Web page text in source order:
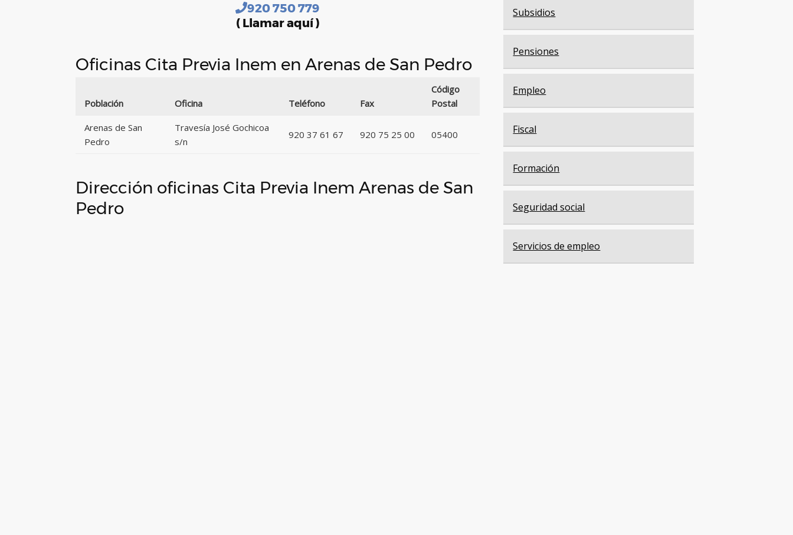
920 750 779
( Llamar aquí )
Oficinas Cita Previa Inem en Arenas de San Pedro
Población Oficina Teléfono Fax
Código
Postal
Arenas de San
Pedro
Travesía José Gochicoa
s/n
920 37 61 67 920 75 25 00 05400
Dirección oficinas Cita Previa Inem Arenas de San
Pedro
Subsidios
Pensiones
Empleo
Fiscal
Formación
Seguridad social
Servicios de empleo